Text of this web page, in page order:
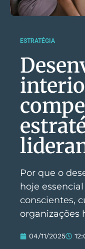
ESTRATÉGIA
Por que o
hoje
conscientes,
organizações
04/11/2025